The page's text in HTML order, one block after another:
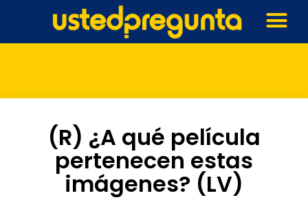
(R) ¿A qué película
pertenecen estas
imágenes? (LV)